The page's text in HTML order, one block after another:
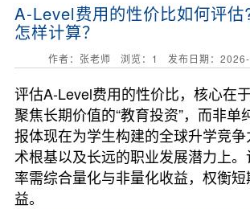
A-Level费用的性价比如何评估
怎样计算？
作者：张老师 浏览： 1 发布日期：
评估A-Level费用的性价比，核心在
聚焦长期价值的“教育投资”，而非单
报体现在为学生构建的全球升学竞
术根基以及长远的职业发展潜力上
率需综合量化与非量化收益，权衡
益。